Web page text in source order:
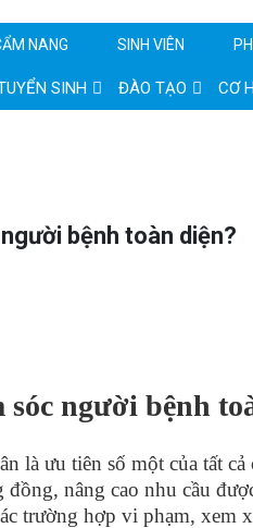
NANG SINH VIÊN
SINH ĐÀO TẠO CƠ
bệnh toàn diện?
sóc người bệnh
là ưu tiên số một của tất
nâng cao nhu cầu
trường hợp vi phạm, xem